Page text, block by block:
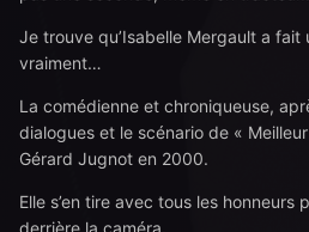
Je trouve qu’Isabelle Mergault a
vraiment…
La comédienne et chroniqueuse,
dialogues et le scénario de «
Gérard Jugnot en 2000.
Elle s’en tire avec tous les honneurs